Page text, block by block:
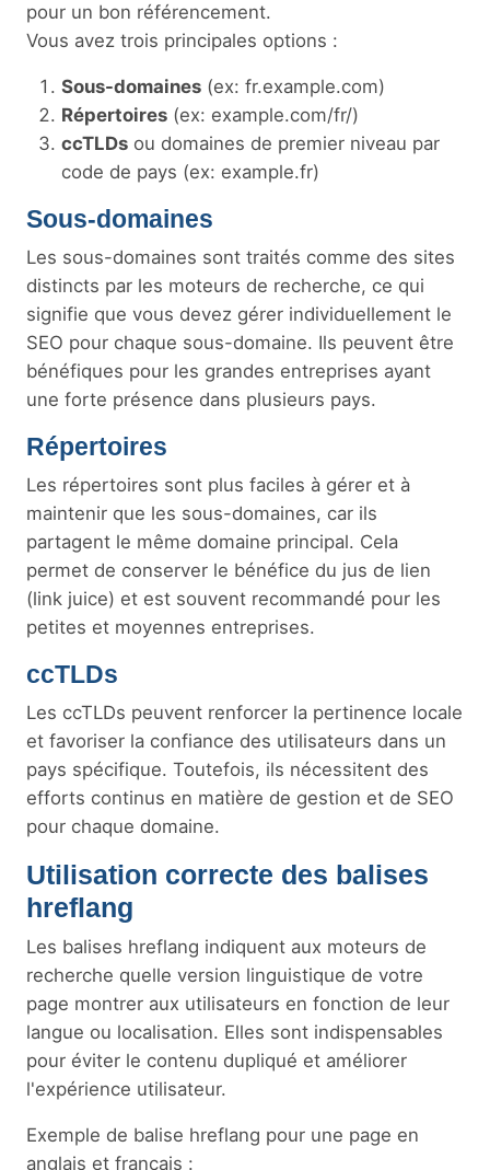
pour un bon référencement.
Vous avez trois principales options :
Sous-domaines (ex: fr.example.com)
Répertoires (ex: example.com/fr/)
ccTLDs ou domaines de premier niveau par
code de pays (ex: example.fr)
Sous-domaines
Les sous-domaines sont traités comme des sites
distincts par les moteurs de recherche, ce qui
signifie que vous devez gérer individuellement le
SEO pour chaque sous-domaine. Ils peuvent être
bénéfiques pour les grandes entreprises ayant
une forte présence dans plusieurs pays.
Répertoires
Les répertoires sont plus faciles à gérer et à
maintenir que les sous-domaines, car ils
partagent le même domaine principal. Cela
permet de conserver le bénéfice du jus de lien
(link juice) et est souvent recommandé pour les
petites et moyennes entreprises.
ccTLDs
Les ccTLDs peuvent renforcer la pertinence locale
et favoriser la confiance des utilisateurs dans un
pays spécifique. Toutefois, ils nécessitent des
efforts continus en matière de gestion et de SEO
pour chaque domaine.
Utilisation correcte des balises
hreflang
Les balises hreflang indiquent aux moteurs de
recherche quelle version linguistique de votre
page montrer aux utilisateurs en fonction de leur
langue ou localisation. Elles sont indispensables
pour éviter le contenu dupliqué et améliorer
l'expérience utilisateur.
Exemple de balise hreflang pour une page en
anglais et français :